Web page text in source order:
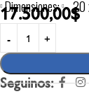
Dimensiones:
20
17.500,00$
Seguinos: